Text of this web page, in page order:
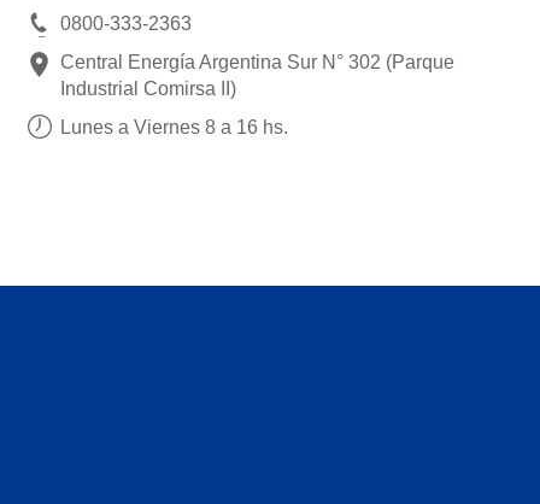
0800-333-2363
Central Energía Argentina Sur N° 302 (Parque
Industrial Comirsa II)
Lunes a Viernes 8 a 16 hs.